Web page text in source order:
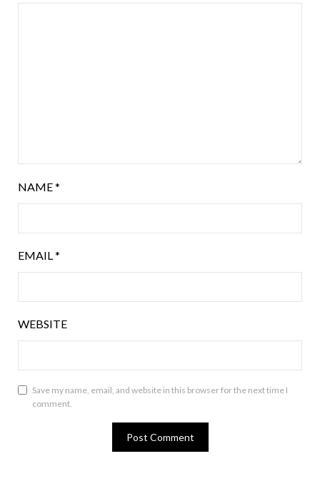
NAME*
EMAIL *
WEBSITE
Save my name, email, and website in this browser for the next time I
comment.